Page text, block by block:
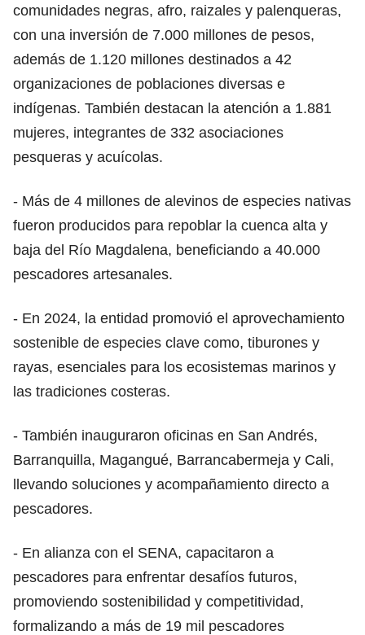
comunidades negras, afro, raizales y palenqueras,
con una inversión de 7.000 millones de pesos,
además de 1.120 millones destinados a 42
organizaciones de poblaciones diversas e
indígenas. También destacan la atención a 1.881
mujeres, integrantes de 332 asociaciones
pesqueras y acuícolas.
- Más de 4 millones de alevinos de especies nativas
fueron producidos para repoblar la cuenca alta y
baja del Río Magdalena, beneficiando a 40.000
pescadores artesanales.
- En 2024, la entidad promovió el aprovechamiento
sostenible de especies clave como, tiburones y
rayas, esenciales para los ecosistemas marinos y
las tradiciones costeras.
- También inauguraron oficinas en San Andrés,
Barranquilla, Magangué, Barrancabermeja y Cali,
llevando soluciones y acompañamiento directo a
pescadores.
- En alianza con el SENA, capacitaron a
pescadores para enfrentar desafíos futuros,
promoviendo sostenibilidad y competitividad,
formalizando a más de 19 mil pescadores